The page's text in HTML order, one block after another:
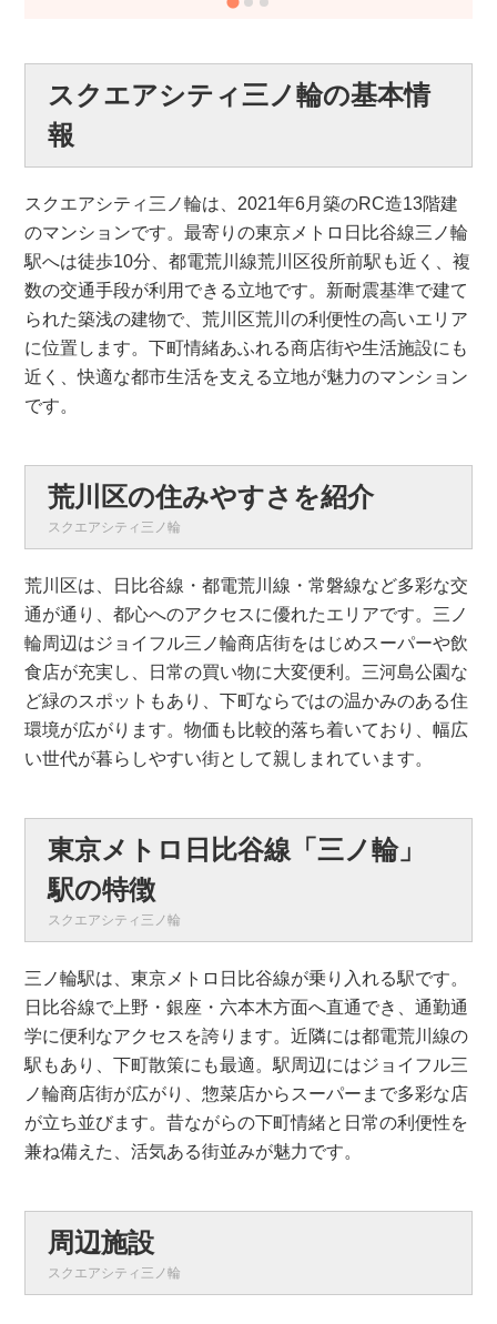
スクエアシティ三ノ輪の基本情
報
スクエアシティ三ノ輪は、2021年6月築のRC造13階建
のマンションです。最寄りの東京メトロ日比谷線三ノ輪
駅へは徒歩10分、都電荒川線荒川区役所前駅も近く、複
数の交通手段が利用できる立地です。新耐震基準で建て
られた築浅の建物で、荒川区荒川の利便性の高いエリア
に位置します。下町情緒あふれる商店街や生活施設にも
近く、快適な都市生活を支える立地が魅力のマンション
です。
荒川区の住みやすさを紹介
スクエアシティ三ノ輪
荒川区は、日比谷線・都電荒川線・常磐線など多彩な交
通が通り、都心へのアクセスに優れたエリアです。三ノ
輪周辺はジョイフル三ノ輪商店街をはじめスーパーや飲
食店が充実し、日常の買い物に大変便利。三河島公園な
ど緑のスポットもあり、下町ならではの温かみのある住
環境が広がります。物価も比較的落ち着いており、幅広
い世代が暮らしやすい街として親しまれています。
東京メトロ日比谷線「三ノ輪」
駅の特徴
スクエアシティ三ノ輪
三ノ輪駅は、東京メトロ日比谷線が乗り入れる駅です。
日比谷線で上野・銀座・六本木方面へ直通でき、通勤通
学に便利なアクセスを誇ります。近隣には都電荒川線の
駅もあり、下町散策にも最適。駅周辺にはジョイフル三
ノ輪商店街が広がり、惣菜店からスーパーまで多彩な店
が立ち並びます。昔ながらの下町情緒と日常の利便性を
兼ね備えた、活気ある街並みが魅力です。
周辺施設
スクエアシティ三ノ輪